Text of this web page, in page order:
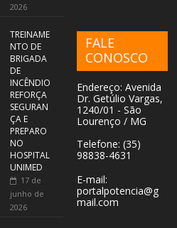
2026
TREINAME
NTO DE
BRIGADA
DE
INCÊNDIO
REFORÇA
SEGURAN
ÇA E
PREPARO
NO
HOSPITAL
UNIMED
17 de
junho de
2026
FALE
CONOSCO
Endereço: Avenida
Dr. Getúlio Vargas,
1240/01 - São
Lourenço / MG
Telefone: (35)
98838-4631
E-mail:
portalpotencia@g
mail.com